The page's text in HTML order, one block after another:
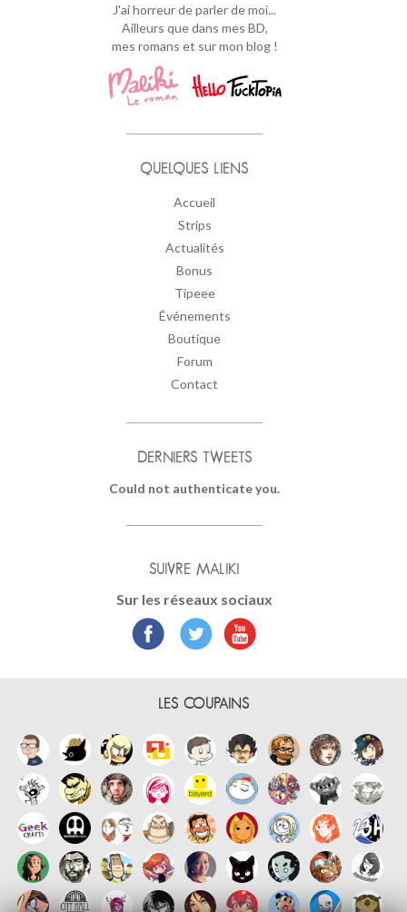
J'ai horreur de parler de moi...
Ailleurs que dans mes BD,
mes romans et sur mon blog !
QUELQUES LIENS
Accueil
Strips
Actualités
Bonus
Tipeee
Événements
Boutique
Forum
Contact
DERNIERS TWEETS
Could not authenticate you.
SUIVRE MALIKI
Sur les réseaux sociaux
LES COUPAINS